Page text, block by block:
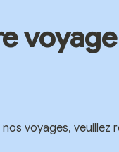
voyage
voyages, veuillez